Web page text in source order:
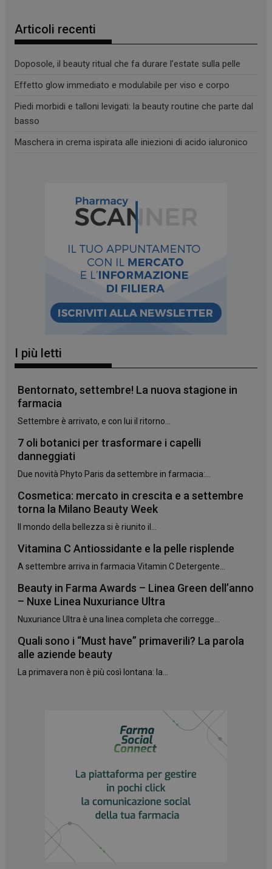
Articoli recenti
Doposole, il beauty ritual che fa durare l’estate sulla pelle
Effetto glow immediato e modulabile per viso e corpo
Piedi morbidi e talloni levigati: la beauty routine che parte dal
basso
Maschera in crema ispirata alle iniezioni di acido ialuronico
I più letti
Bentornato, settembre! La nuova stagione in
farmacia
Settembre è arrivato, e con lui il ritorno...
7 oli botanici per trasformare i capelli
danneggiati
Due novità Phyto Paris da settembre in farmacia:...
Cosmetica: mercato in crescita e a settembre
torna la Milano Beauty Week
Il mondo della bellezza si è riunito il...
Vitamina C Antiossidante e la pelle risplende
A settembre arriva in farmacia Vitamin C Detergente...
Beauty in Farma Awards – Linea Green dell’anno
– Nuxe Linea Nuxuriance Ultra
Nuxuriance Ultra è una linea completa che corregge...
Quali sono i “Must have” primaverili? La parola
alle aziende beauty
La primavera non è più così lontana: la...
www.panoramacosmetico.it